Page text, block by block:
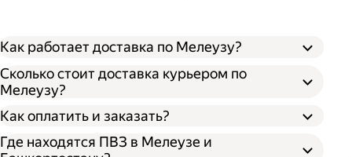
Как работает доставка по Мелеузу?
Оформите доставку в приложении Яндекс
Доставки.
Сколько стоит доставка курьером по
Мелеузу?
Как оплатить и заказать?
Где находятся ПВЗ в Мелеузе и